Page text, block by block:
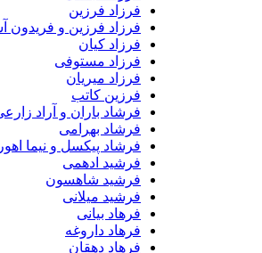
فرزاد فرزین
فرزاد فرزین و فریدون آسرایی
فرزاد کیان
فرزاد مستوفی
فرزاد میریان
فرزین کاتب
فرشاد باران و آراد زارعی
فرشاد بهرامی
فرشاد پیکسل و نیما اهورا
فرشید ادهمی
فرشید شاهسون
فرشید میلانی
فرهاد بیانی
فرهاد داروغه
فرهاد دهقان